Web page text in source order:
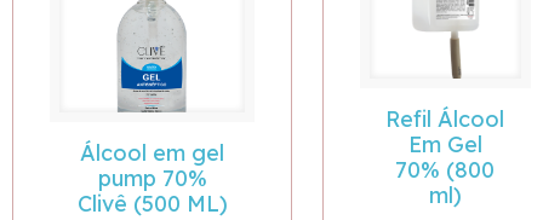
Álcool em gel
pump 70%
Clivê (500 ML)
Refil Álcool
Em Gel
70% (800
ml)